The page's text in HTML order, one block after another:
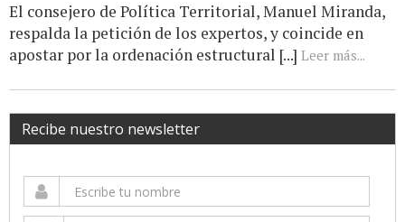
El consejero de Política Territorial, Manuel Miranda,
respalda la petición de los expertos, y coincide en
apostar por la ordenación estructural [...] Leer más...
Recibe nuestro newsletter